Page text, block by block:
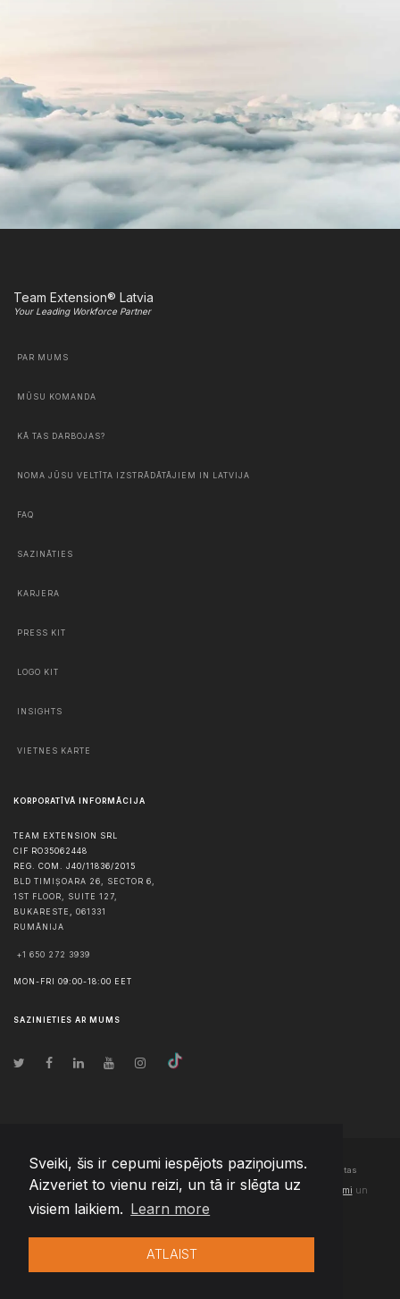
Sveiki, šis ir cepumi iespējots paziņojums.
Aizveriet to vienu reizi, un tā ir slēgta uz
visiem laikiem. Learn more
ATLAIST
Team Extension® Latvia
Your Leading Workforce Partner
PAR MUMS
MŪSU KOMANDA
KĀ TAS DARBOJAS?
NOMA JŪSU VELTĪTA IZSTRĀDĀTĀJIEM IN LATVIJA
FAQ
SAZINĀTIES
KARJERA
PRESS KIT
LOGO KIT
INSIGHTS
VIETNES KARTE
KORPORATĪVĀ INFORMĀCIJA
TEAM EXTENSION SRL
CIF RO35062448
REG. COM. J40/11836/2015
BLD TIMIȘOARA 26, SECTOR 6,
1ST FLOOR, SUITE 127,
BUKARESTE , 061331
RUMĀNIJA
+1 650 272 3939
MON-FRI 09:00-18:00 EET
SAZINIETIES AR MUMS
© Autortiesības2026 Team Extension Latvia- Visas tiesības aizsargātas
Changelog● Izmantojot šo vietni, jūs piekrītat mūsuLietošanas noteikumi un
Privātuma politika